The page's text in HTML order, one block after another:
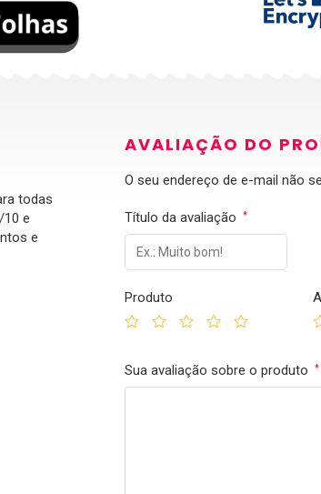
todas
e
e
AVALIAÇÃO DO
O seu endereço de e-mail não
Título da avaliação *
Produto
Sua avaliação sobre o produto *